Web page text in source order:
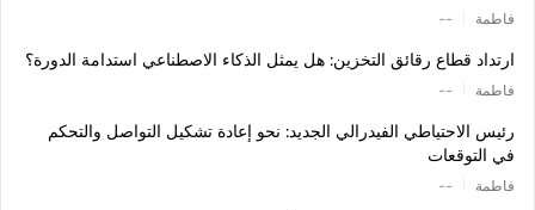
فاطمة --
ارتداد قطاع رقائق التخزين: هل يمثل الذكاء الاصطناعي استدامة الدورة؟
فاطمة --
رئيس الاحتياطي الفيدرالي الجديد: نحو إعادة تشكيل التواصل والتحكم
في التوقعات
فاطمة --